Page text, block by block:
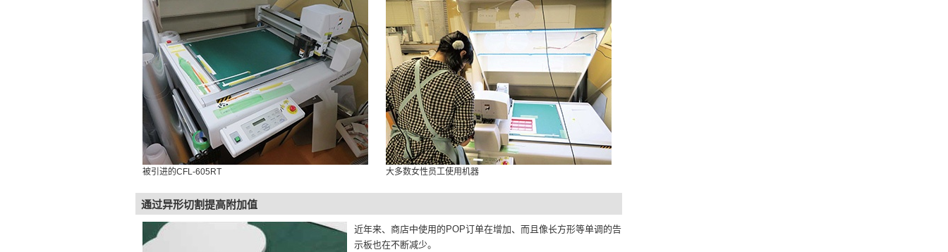
被引进的CFL-605RT 大多数女性员工使用机器
通过异形切割提高附加值
近年来、商店中使用的POP订单在增加、而且像长方形等单调的告
示板也在不断减少。